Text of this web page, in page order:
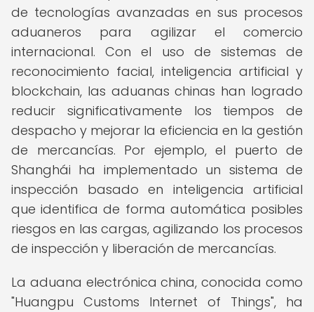
de tecnologías avanzadas en sus procesos
aduaneros para agilizar el comercio
internacional. Con el uso de sistemas de
reconocimiento facial, inteligencia artificial y
blockchain, las aduanas chinas han logrado
reducir significativamente los tiempos de
despacho y mejorar la eficiencia en la gestión
de mercancías. Por ejemplo, el puerto de
Shanghái ha implementado un sistema de
inspección basado en inteligencia artificial
que identifica de forma automática posibles
riesgos en las cargas, agilizando los procesos
de inspección y liberación de mercancías.
La aduana electrónica china, conocida como
"Huangpu Customs Internet of Things", ha